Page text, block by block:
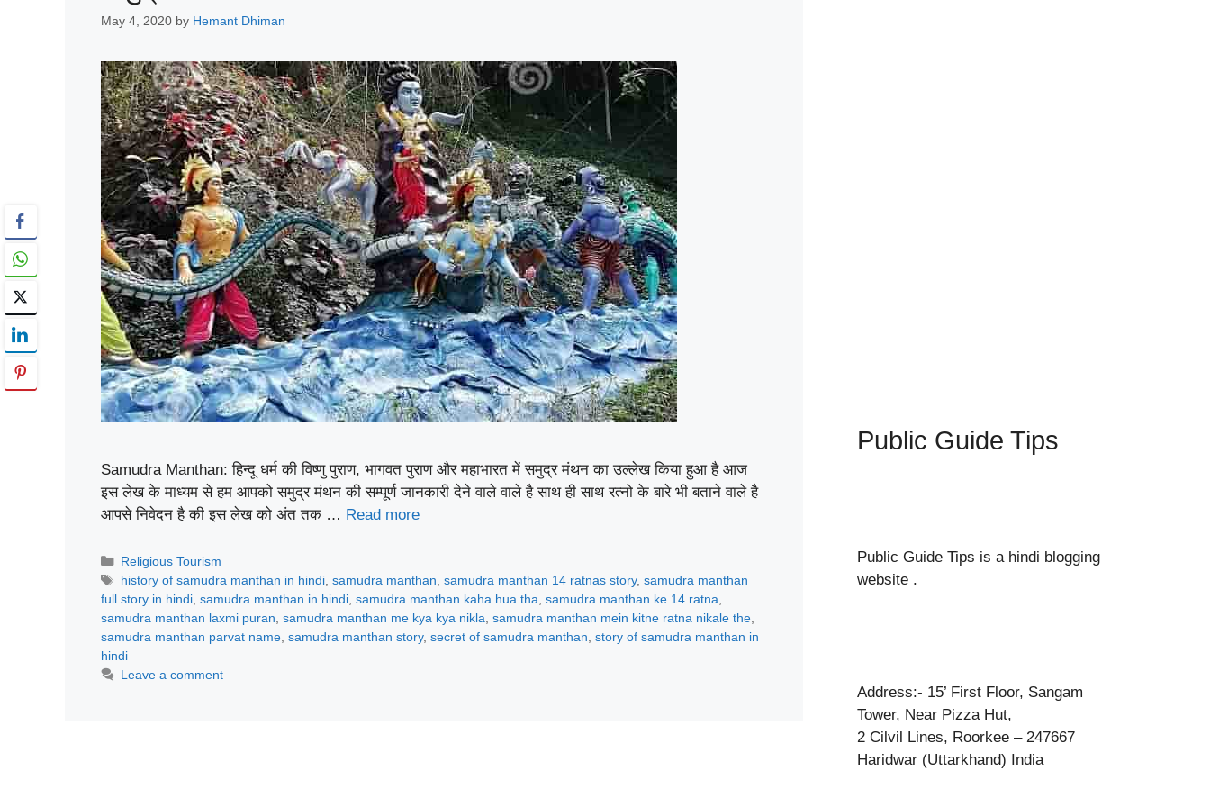
May 4, 2020 by Hemant Dhiman
Samudra Manthan: हिन्दू धर्म की विष्णु पुराण, भागवत पुराण और महाभारत में समुद्र मंथन का उल्लेख किया हुआ है आज
इस लेख के माध्यम से हम आपको समुद्र मंथन की सम्पूर्ण जानकारी देने वाले वाले है साथ ही साथ रत्नो के बारे भी बताने वाले है
आपसे निवेदन है की इस लेख को अंत तक … Read more
Categories
Religious Tourism
Tags
history of samudra manthan in hindi, samudra manthan samudra manthan 14 ratnas story, samudra manthan
full story in hindi samudra manthan in hindi samudra manthan kaha hua tha samudra manthan ke 14 ratna
samudra manthan laxmi puran samudra manthan me kya kya nikla samudra manthan mein kitne ratna nikale the
samudra manthan parvat name samudra manthan story, secret of samudra manthan story of samudra manthan in
hindi
Leave a comment
Public Guide Tips
Public Guide Tips is a hindi blogging
website .
Address:- 15’ First Floor, Sangam
Tower, Near Pizza Hut,
2 Cilvil Lines, Roorkee – 247667
Haridwar (Uttarkhand) India